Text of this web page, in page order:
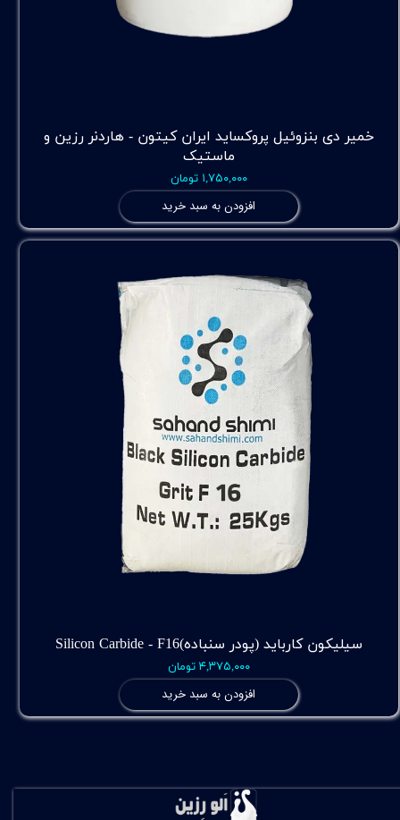
خمیر دی بنزوئیل پروکساید ایران کیتون - هاردنر رزین و
ماستیک
۱,۷۵۰,۰۰۰ تومان
افزودن به سبد خرید
سیلیکون کارباید (پودر سنباده)Silicon Carbide - F16
۴,۳۷۵,۰۰۰ تومان
افزودن به سبد خرید